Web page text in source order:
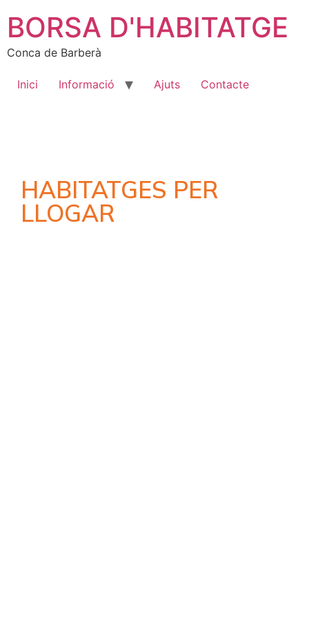
BORSA D'HABITATGE
Conca de Barberà
Inici Informació Ajuts Contacte
HABITATGES PER
LLOGAR